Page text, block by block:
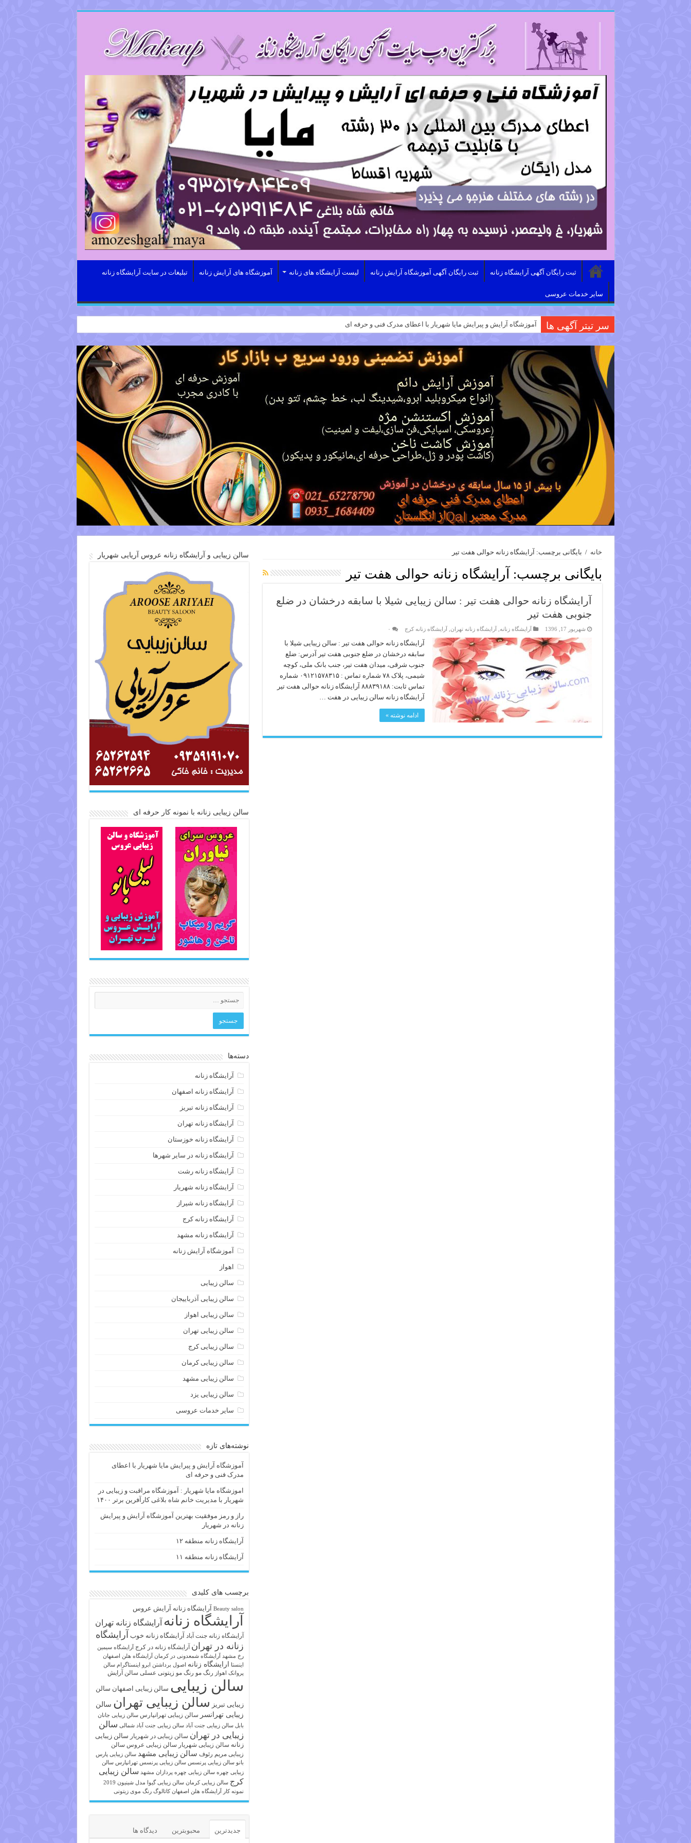
ثبت رایگان آگهی آرایشگاه زنانه ثبت رایگان آگهی آموزشگاه آرایش زنانه لیست آرایشگاه های زنانه آموزشگاه های آرایش زنانه تبلیغات در سایت آرایشگاه زنانه
سایر خدمات عروسی
سر تیتر آگهی ها آموزشگاه آرایش و پیرایش مایا شهریار با اعطای مدرک فنی و حرفه ای
خانه / بایگانی برچسب: آرایشگاه زنانه حوالی هفت تیر
بایگانی برچسب: آرایشگاه زنانه حوالی هفت تیر
آرایشگاه زنانه حوالی هفت تیر : سالن زیبایی شیلا با سابقه درخشان در ضلع
جنوبی هفت تیر
شهریور 17, 1396 آرایشگاه زنانه ,آرایشگاه زنانه تهران ,آرایشگاه زنانه کرج ۰
آرایشگاه زنانه حوالی هفت تیر : سالن زیبایی شیلا با
سابقه درخشان در ضلع جنوبی هفت تیر آدرس: ضلع
جنوب شرقی، میدان هفت تیر، جنب بانک ملی، کوچه
شیمی، پلاک ۷۸ شماره تماس : ۰۹۱۲۱۵۷۸۳۱۵ شماره
تماس ثابت: ۸۸۸۳۹۱۸۸ آرایشگاه زنانه حوالی هفت تیر
آرایشگاه زنانه سالن زیبایی در هفت …
ادامه نوشته »
سالن زیبایی و آرایشگاه زنانه عروس آریایی شهریار
سالن زیبایی زنانه با نمونه کار حرفه ای
دسته‌ها
آرایشگاه زنانه
آرایشگاه زنانه اصفهان
آرایشگاه زنانه تبریز
آرایشگاه زنانه تهران
آرایشگاه زنانه خوزستان
آرایشگاه زنانه در سایر شهرها
آرایشگاه زنانه رشت
آرایشگاه زنانه شهریار
آرایشگاه زنانه شیراز
آرایشگاه زنانه کرج
آرایشگاه زنانه مشهد
آموزشگاه آرایش زنانه
اهواز
سالن زیبایی
سالن زیبایی آذرباییجان
سالن زیبایی اهواز
سالن زیبایی تهران
سالن زیبایی کرج
سالن زیبایی کرمان
سالن زیبایی مشهد
سالن زیبایی یزد
سایر خدمات عروسی
نوشته‌های تازه
آموزشگاه آرایش و پیرایش مایا شهریار با اعطای
مدرک فنی و حرفه ای
اموزشگاه مایا شهریار : آموزشگاه مراقبت و زیبایی در
شهریار با مدیریت خانم شاه بلاغی کارآفرین برتر ۱۴۰۰
راز و رمز موفقیت بهترین آموزشگاه آرایش و پیرایش
زنانه در شهریار
آرایشگاه زنانه منطقه ۱۲
آرایشگاه زنانه منطقه ۱۱
برچسب های کلیدی
Beauty salon آرايشگاه زنانه آرایش عروس
آرایشگاه زنانه آرایشگاه زنانه تهران
آرایشگاه زنانه جنت آباد آرایشگاه زنانه خوب آرایشگاه
زنانه در تهران آرایشگاه زنانه در کرج
آرایشگاه سیمین
رخ مشهد
آرایشگاه شمعدونی در کرمان آرایشگاه هلن اصفهان
اینستا ارایشگاه زنانه اصول برداشتن ابرو
اینستاگرام سالن
پروانک اهواز
رنگ مو رنگ مو زیتونی عسلی سالن آرایش
سالن زیبایی سالن زیبایی اصفهان سالن
زیبایی تبریز سالن زیبایی تهران سالن
زیبایی تهرانسر سالن زیبایی تهرانپارس سالن زیبایی جانان
بابل سالن زیبایی جنت آباد سالن زیبایی جنت آباد شمالی سالن
زیبایی در تهران سالن زیبایی در شهریار سالن زیبایی
زنانه سالن زیبایی شهریار سالن زیبایی عروس سالن
زیبایی مریم رئوف سالن زیبایی مشهد سالن زیبایی پارس
بانو سالن زیبایی پرنسس سالن زیبایی پرنسس تهرانپارس سالن
زیبایی چهره سالن زیبایی چهره پردازان مشهد سالن زیبایی
کرج سالن زیبایی کرمان سالن زیبایی گیوا
مدل شینیون 2019
نمونه کار آرایشگاه هلن اصفهان کاتالوگ رنگ موی زیتونی
جدیدترین محبوبترین دیدگاه ها